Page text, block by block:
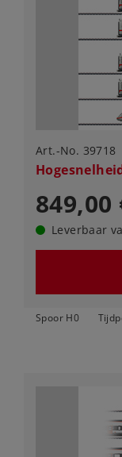
Art.-No. 39718
849,00
Leverbaar
Spoor H0